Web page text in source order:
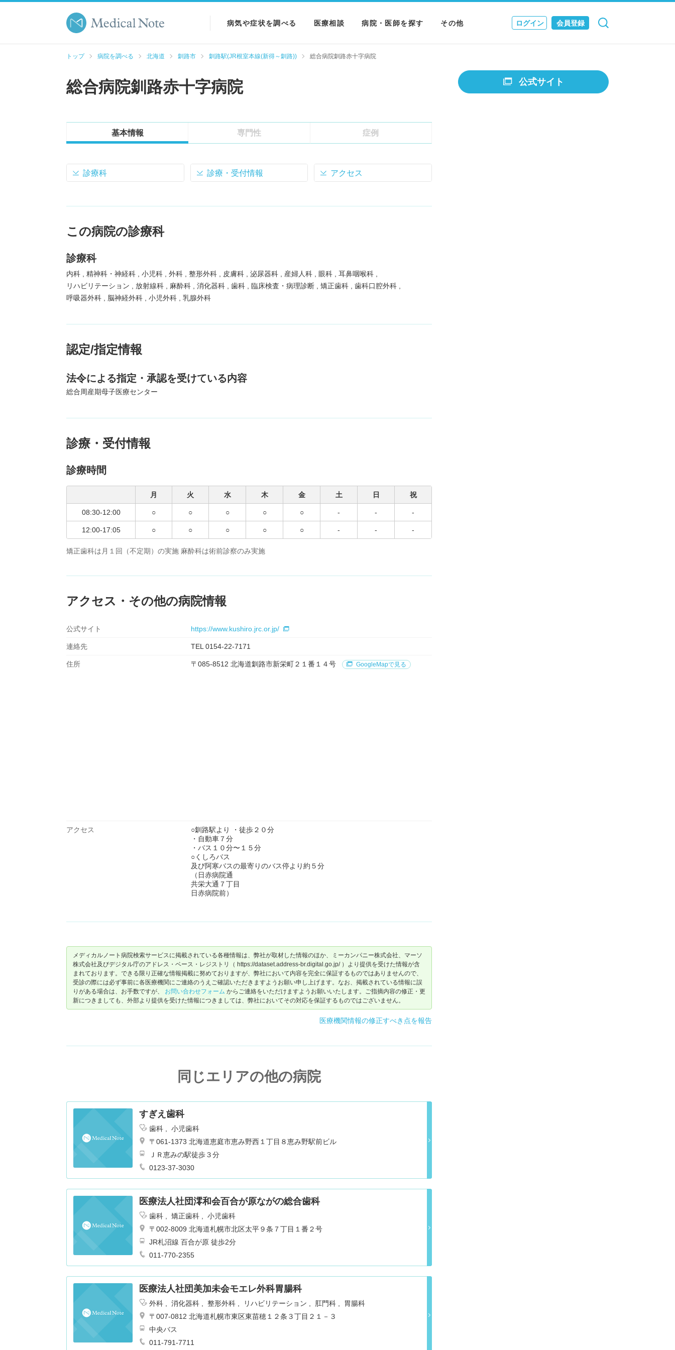
病気や症状を調べる 医療相談 病院・医師を探す その他
NEWS & JOURNAL
ログイン 会員登録
検索 キャンセル
トップ 病院を調べる 北海道 釧路市 釧路駅(JR根室本線(新得～釧路)) 総合病院釧路赤十字病院
総合病院釧路赤十字病院
基本情報 専門性 症例
診療科 診療・受付情報 アクセス
この病院の診療科
診療科
内科 精神科・神経科 小児科 外科 整形外科 皮膚科 泌尿器科 産婦人科 眼科
耳鼻咽喉科
リハビリテーション
放射線科 麻酔科 消化器科 歯科 臨床検査・病理診断 矯正歯科
歯科口腔外科
呼吸器外科
脳神経外科 小児外科 乳腺外科
認定/指定情報
法令による指定・承認を受けている内容
総合周産期母子医療センター
診療・受付情報
診療時間
月 火 水 木 金 土 日 祝
08:30-12:00 ○ ○ ○ ○ ○ - - -
12:00-17:05 ○ ○ ○ ○ ○ - - -
矯正歯科は月１回（不定期）の実施 麻酔科は術前診察のみ実施
アクセス・その他の病院情報
公式サイト https://www.kushiro.jrc.or.jp/
連絡先 TEL 0154-22-7171
住所 〒085-8512 北海道釧路市新栄町２１番１４号 GoogleMapで見る
アクセス
○釧路駅より ・徒歩２０分
・自動車７分
・バス１０分〜１５分
○くしろバス
及び阿寒バスの最寄りのバス停より約５分
（日赤病院通
共栄大通７丁目
日赤病院前）
メディカルノート病院検索サービスに掲載されている各種情報は、弊社が取材した情報のほか、ミーカンパニー株式会社、マーソ
株式会社及びデジタル庁のアドレス・ベース・レジストリ（ https://dataset.address-br.digital.go.jp/ ）より提供を受けた情報が含
まれております。できる限り正確な情報掲載に努めておりますが、弊社において内容を完全に保証するものではありませんので、
受診の際には必ず事前に各医療機関にご連絡のうえご確認いただきますようお願い申し上げます。なお、掲載されている情報に誤
りがある場合は、お手数ですが、 お問い合わせフォーム からご連絡をいただけますようお願いいたします。ご指摘内容の修正・更
新につきましても、外部より提供を受けた情報につきましては、弊社においてその対応を保証するものではございません。
医療機関情報の修正すべき点を報告
同じエリアの他の病院
すぎえ歯科
歯科
小児歯科
〒061-1373 北海道恵庭市恵み野西１丁目８恵み野駅前ビル
ＪＲ恵みの駅徒歩３分
0123-37-3030
医療法人社団澪和会百合が原ながの総合歯科
歯科 矯正歯科
小児歯科
〒002-8009 北海道札幌市北区太平９条７丁目１番２号
JR札沼線 百合が原 徒歩2分
011-770-2355
医療法人社団美加未会モエレ外科胃腸科
外科 消化器科 整形外科 リハビリテーション 肛門科
胃腸科
〒007-0812 北海道札幌市東区東苗穂１２条３丁目２１－３
中央バス
011-791-7711
公式サイト